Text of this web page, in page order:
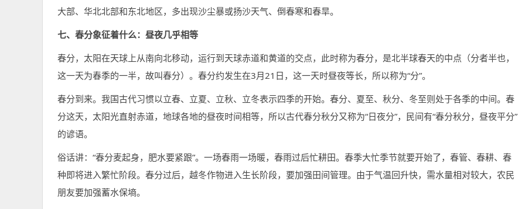
大部、华北北部和东北地区，多出现沙尘暴或扬沙天气、倒春寒和春旱。
七、春分象征着什么：昼夜几乎相等
春分，太阳在天球上从南向北移动，运行到天球赤道和黄道的交点，此时称为春分，是北半球春天的中点（分者半也，
这一天为春季的一半，故叫春分）。春分约发生在3月21日，这一天时昼夜等长，所以称为“分”。
春分到来。我国古代习惯以立春、立夏、立秋、立冬表示四季的开始。春分、夏至、秋分、冬至则处于各季的中间。春
分这天，太阳光直射赤道，地球各地的昼夜时间相等，所以古代春分秋分又称为“日夜分”，民间有“春分秋分，昼夜平分”
的谚语。
俗话讲：“春分麦起身，肥水要紧跟”。一场春雨一场暖，春雨过后忙耕田。春季大忙季节就要开始了，春管、春耕、春
种即将进入繁忙阶段。春分过后，越冬作物进入生长阶段，要加强田间管理。由于气温回升快，需水量相对较大，农民
朋友要加强蓄水保墒。